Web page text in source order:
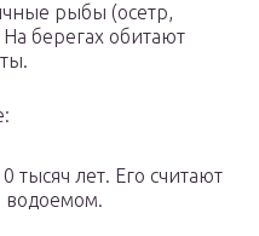
рыбы (осетр,
берегах обитают
тысяч лет. Его считают
водоемом.